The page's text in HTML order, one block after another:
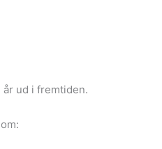
ud i fremtiden.